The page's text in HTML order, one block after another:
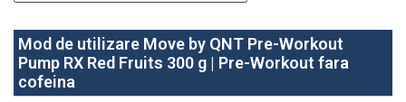
Mod de utilizare Move by QNT Pre-Workout
Pump RX Red Fruits 300 g | Pre-Workout fara
cofeina